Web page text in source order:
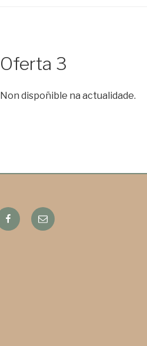
Oferta 3
Non dispoñible na actualidade.
FacebookEmail